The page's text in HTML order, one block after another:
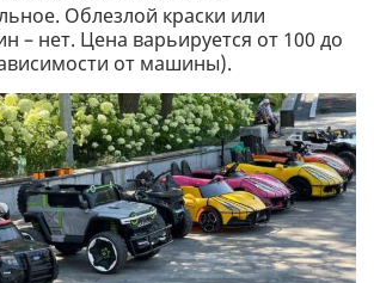
Облезлой краски или
– нет. Цена варьируется от 100 до
от машины).